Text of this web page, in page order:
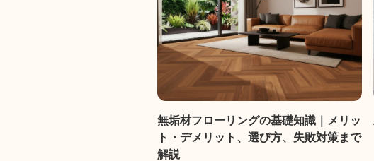
無垢材フローリングの基礎知識｜メリッ
ト・デメリット、選び方、失敗対策まで
解説